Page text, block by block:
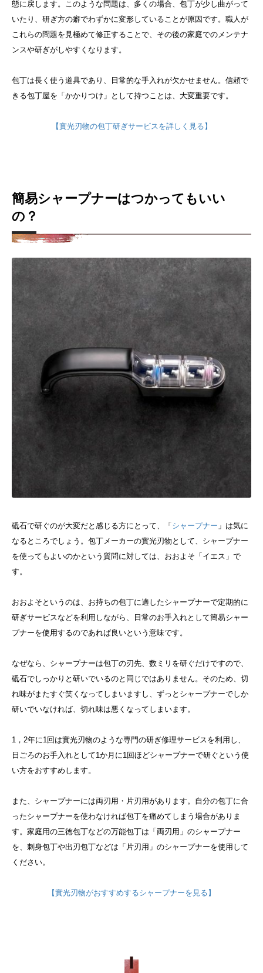
態に戻します。このような問題は、多くの場合、包丁が少し曲がって
いたり、研ぎ方の癖でわずかに変形していることが原因です。職人が
これらの問題を見極めて修正することで、その後の家庭でのメンテナ
ンスや研ぎがしやすくなります。
包丁は長く使う道具であり、日常的な手入れが欠かせません。信頼で
きる包丁屋を「かかりつけ」として持つことは、大変重要です。
【實光刃物の包丁研ぎサービスを詳しく見る】
簡易シャープナーはつかってもいい
の？
砥石で研ぐのが大変だと感じる方にとって、「 シャープナー 」は気に
なるところでしょう。包丁メーカーの實光刃物として、シャープナー
を使ってもよいのかという質問に対しては、おおよそ「イエス」で
す。
おおよそというのは、お持ちの包丁に適したシャープナーで定期的に
研ぎサービスなどを利用しながら、日常のお手入れとして簡易シャー
プナーを使用するのであれば良いという意味です。
なぜなら、シャープナーは包丁の刃先、数ミリを研ぐだけですので、
砥石でしっかりと研いでいるのと同じではありません。そのため、切
れ味がまたすぐ笑くなってしまいますし、ずっとシャープナーでしか
研いでいなければ、切れ味は悪くなってしまいます。
1，2年に1回は實光刃物のような専門の研ぎ修理サービスを利用し、
日ごろのお手入れとして1か月に1回ほどシャープナーで研ぐという使
い方をおすすめします。
また、シャープナーには両刃用・片刃用があります。自分の包丁に合
ったシャープナーを使わなければ包丁を痛めてしまう場合がありま
す。家庭用の三徳包丁などの万能包丁は「両刃用」のシャープナー
を、刺身包丁や出刃包丁などは「片刃用」のシャープナーを使用して
ください。
【實光刃物がおすすめするシャープナーを見る】